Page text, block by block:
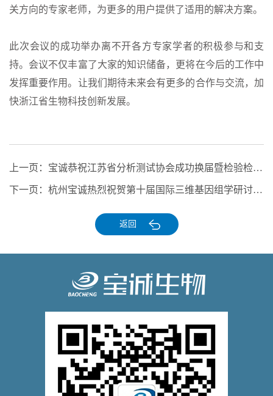
关方向的专家老师，为更多的用户提供了适用的解决方案。
此次会议的成功举办离不开各方专家学者的积极参与和支
持。会议不仅丰富了大家的知识储备，更将在今后的工作中
发挥重要作用。让我们期待未来会有更多的合作与交流，加
快浙江省生物科技创新发展。
上一页： 宝诚恭祝江苏省分析测试协会成功换届暨检验检测新技术研讨会圆满举办
下一页： 杭州宝诚热烈祝贺第十届国际三维基因组学研讨会隆重举行
返回